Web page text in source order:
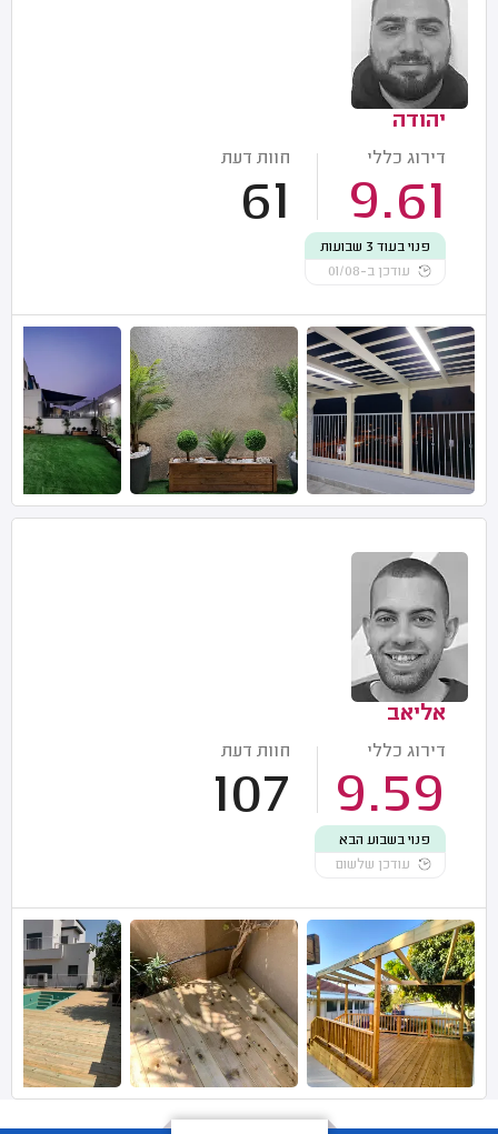
יהודה
דירוג כללי
9.61
חוות דעת
61
פנוי בעוד 3 שבועות
עודכן ב-01/08
אליאב
דירוג כללי
9.59
חוות דעת
107
פנוי בשבוע הבא
עודכן שלשום